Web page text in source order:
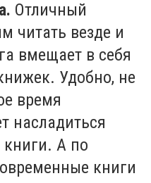
Отличный
читать везде и
вмещает в себя
Удобно, не
время
насладиться
А по
книги